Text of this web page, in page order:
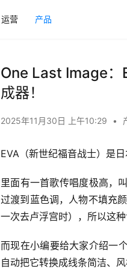
运营 产品
One Last Image：
成器！
2025年11月30日 上午10:29 •
EVA（新世纪福音战士）是
里面有一首歌传唱度极高，
过渡到蓝色调，人物不填充
一次去卢浮宫时），所以这
而现在小编要给大家介绍一
自动把它转换成线条简洁、